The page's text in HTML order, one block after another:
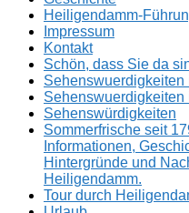
Heiligendamm-
Impressum
Kontakt
Schön, dass Sie da
Sehenswuerdigkeiten
Sehenswürdigkeiten
Sommerfrische seit
Informationen,
Hintergründe und
Heiligendamm.
Tour durch